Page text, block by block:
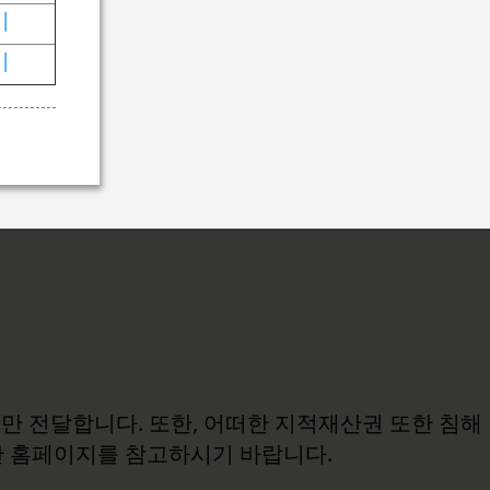
전달합니다. 또한, 어떠한 지적재산권 또한 침해
페이지를 참고하시기 바랍니다.